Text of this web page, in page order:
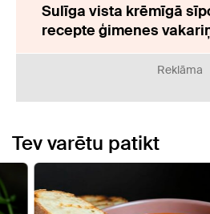
Sulīga vista krēmīgā
recepte ģimenes
Reklāma
Tev varētu patikt